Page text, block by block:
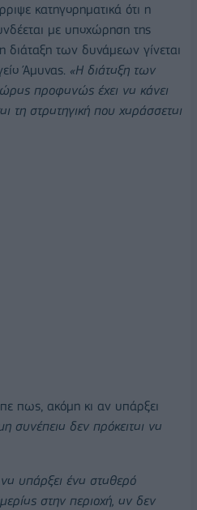
κατηγορηματικά ότι η
με υποχώρηση της
διάταξη των δυνάμεων γίνεται
Άμυνας. «Η διάταξη των
προφανώς έχει να κάνει
τη στρατηγική που χαράσσεται
πως, ακόμη κι αν υπάρξει
συνέπεια δεν πρόκειται να
να υπάρξει ένα σταθερό
στην περιοχή, αν δεν